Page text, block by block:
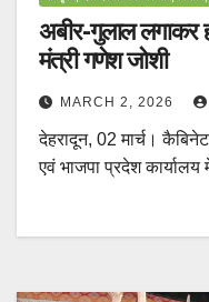
अबीर-गुलाल लगाकर
मंत्री गणेश जोशी
MARCH 2, 2026
देहरादून, 02 मार्च।
एवं भाजपा प्रदेश